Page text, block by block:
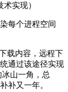
实现）
每个进程空间
载内容，远程下
通过该途径实现
山一角，总
补又一年。